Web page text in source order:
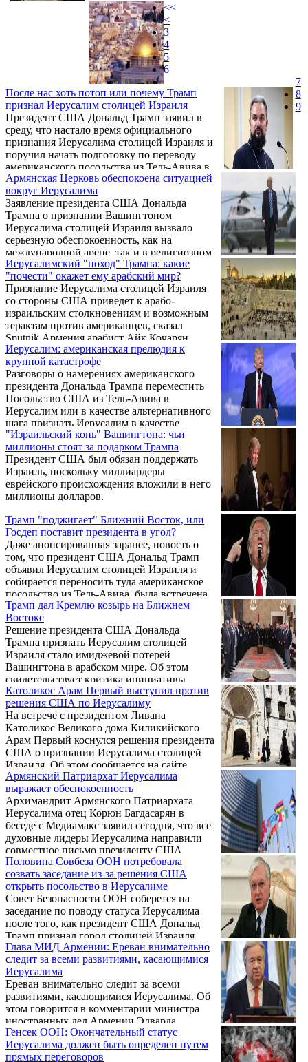
После нас хоть потоп или почему Трамп
признал Иерусалим столицей Израиля
Президент США Дональд Трамп заявил в
среду, что настало время официального
признания Иерусалима столицей Израиля и
поручил начать подготовку по переводу
американского посольства из Тель-Авива в
Иерусалим. Данный шаг вызвал бурную и в
своем большинстве негативную ответную
реакцию. Агентство "Новости-Армения"
представляет экспертный взгляд на
причины, побудившие Трампа пойти на
этот шаг, а также возможное развитие
политических событий на Ближнем
Востоке в свете этого решения.
Армянская Церковь обеспокоена ситуацией
вокруг Иерусалима
Заявление президента США Дональда
Трампа о признании Вашингтоном
Иерусалима столицей Израиля вызвало
серьезную обеспокоенность, как на
международной арене, так и в религиозном
сообществе. Об этом как, сообщает
АрмИнфо, 8 декабря в беседе с
журналистами в Ереване заявил
руководитель пресс-канцелярии
Первопрестольного Эчмиадзина иерей Тер
Ваграм Меликян.
Иерусалимский "поход" Трампа: какие
"почести" окажет ему арабский мир?
Признание Иерусалима столицей Израиля
со стороны США приведет к арабо-
израильским столкновениям и возможным
терактам против американцев, сказал
Sputnik Армения арабист Айк Кочарян.
Иерусалим: американская прелюдия к
крупной катастрофе
Разговоры о намерениях американского
президента Дональда Трампа переместить
Посольство США из Тель-Авива в
Иерусалим или в качестве альтернативного
шага признать Иерусалим в качестве
столицы Израиля спровоцировали гневную
реакцию среди палестинцев на всех
уровнях.
"Израильский конь" Вашингтона: чьи
миллионы стоят за подарком Трампа
Президент США был обязан поддержать
Израиль, поскольку миллиардеры
еврейского происхождения вложили в него
миллионы долларов.
Трамп "поджигает" Ближний Восток, или
Госдеп поставит президента в угол?
Даже анонсированная заранее, новость о
том, что президент США Дональд Трамп
объявил Иерусалим столицей Израиля и
собирается переносить туда американское
посольство из Тель-Авива, была встречена
сначала недоуменным молчанием, а потом,
конечно, взрывом.
Трамп дал Кремлю козырь на Ближнем
Востоке
Решение президента США Дональда
Трампа признать Иерусалим столицей
Израиля стало имиджевой потерей
Вашингтона в арабском мире. Об этом
свидетельствует критика инициативы
ведущими мусульманскими странами. В
экспертной среде полагают, что новая
позиция США по статусу древнего города,
возможно, позволит РФ изменить
отношение к себе в тех государствах
Ближнего Востока, где ее позиции были не
так сильны.
Католикос Арам Первый выступил против
решения США по Иерусалиму
На встрече с президентом Ливана
Католикос Великого дома Киликийского
Арам Первый коснулся решения президента
США о признании Иерусалима столицей
Израиля. Об этом сообщается на сайте
Католикосата.
Армянский Патриархат Иерусалима
выражает обеспокоенность
Архимандрит Армянского Патриархата
Иерусалима отец Корюн Багдасарян в
беседе с Медиамакс заявил сегодня, что все
духовные лидеры Иерусалима направили
совместное письмо президенту США
Дональду Трампу, выразив обеспокоенность
по поводу его заявления о статусе
Иерусалима.
Половина Совбеза ООН потребовала
созвать заседание из-за решения США
открыть посольство в Иерусалиме
Совет Безопасности ООН соберется на
заседание по поводу статуса Иерусалима
после того, как президент США Дональд
Трамп признал город столицей Израиля.
Заседание назначено на 8 декабря,
рассказали представители стран-членов
Совбеза, передает Медуза.
Глава МИД Армении: Ереван внимательно
следит за всеми развитиями, касающимися
Иерусалима
Ереван внимательно следит за всеми
развитиями, касающимися Иерусалима. Об
этом говорится в комментарии министра
иностранных дел Армении Эдварда
Налбандяна в связи с признанием
Вашингтоном Иерусалима израильской
столицей. Комментарий приводит пресс-
Генсек ООН: Окончательный статус
Иерусалима должен быть определен путем
прямых переговоров
<<
<
3
4
5
6
7
8
9